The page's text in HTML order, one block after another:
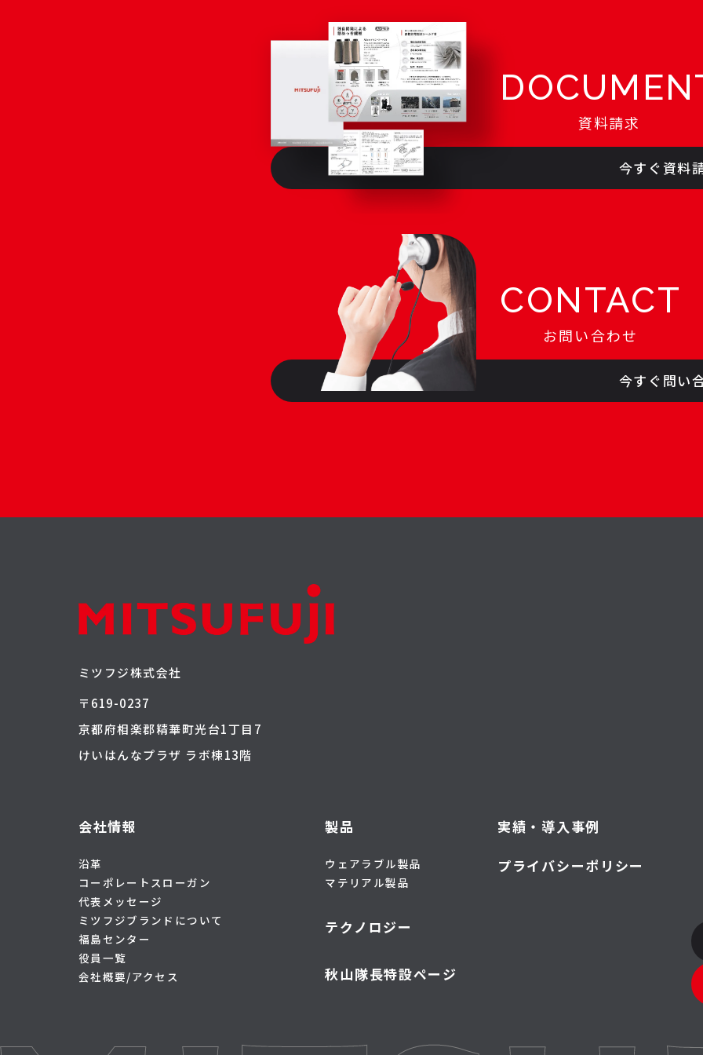
資料請求
今すぐ資料
CONTACT
お問い合わせ
今すぐ問い
ミツフジ株式会社
〒619-0237
京都府相楽郡精華町光台1丁目7
けいはんなプラザ ラボ棟13階
会社情報
沿革
コーポレートスローガン
代表メッセージ
ミツフジブランドについて
福島センター
役員一覧
会社概要/アクセス
製品
ウェアラブル製品
マテリアル製品
テクノロジー
秋山隊長特設ページ
実績・導入事例
プライバシーポリシー